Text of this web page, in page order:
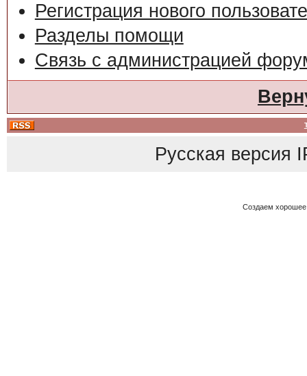
Регистрация нового
Разделы помощи
Связь с администрацией
Русская версия
Создаем